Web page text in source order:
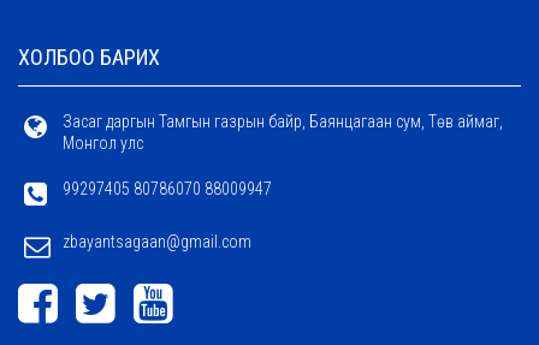
ХОЛБОО БАРИХ
Засаг даргын Тамгын газрын байр, Баянцагаан сум, Төв аймаг,
Монгол улс
99297405 80786070 88009947
zbayantsagaan@gmail.com